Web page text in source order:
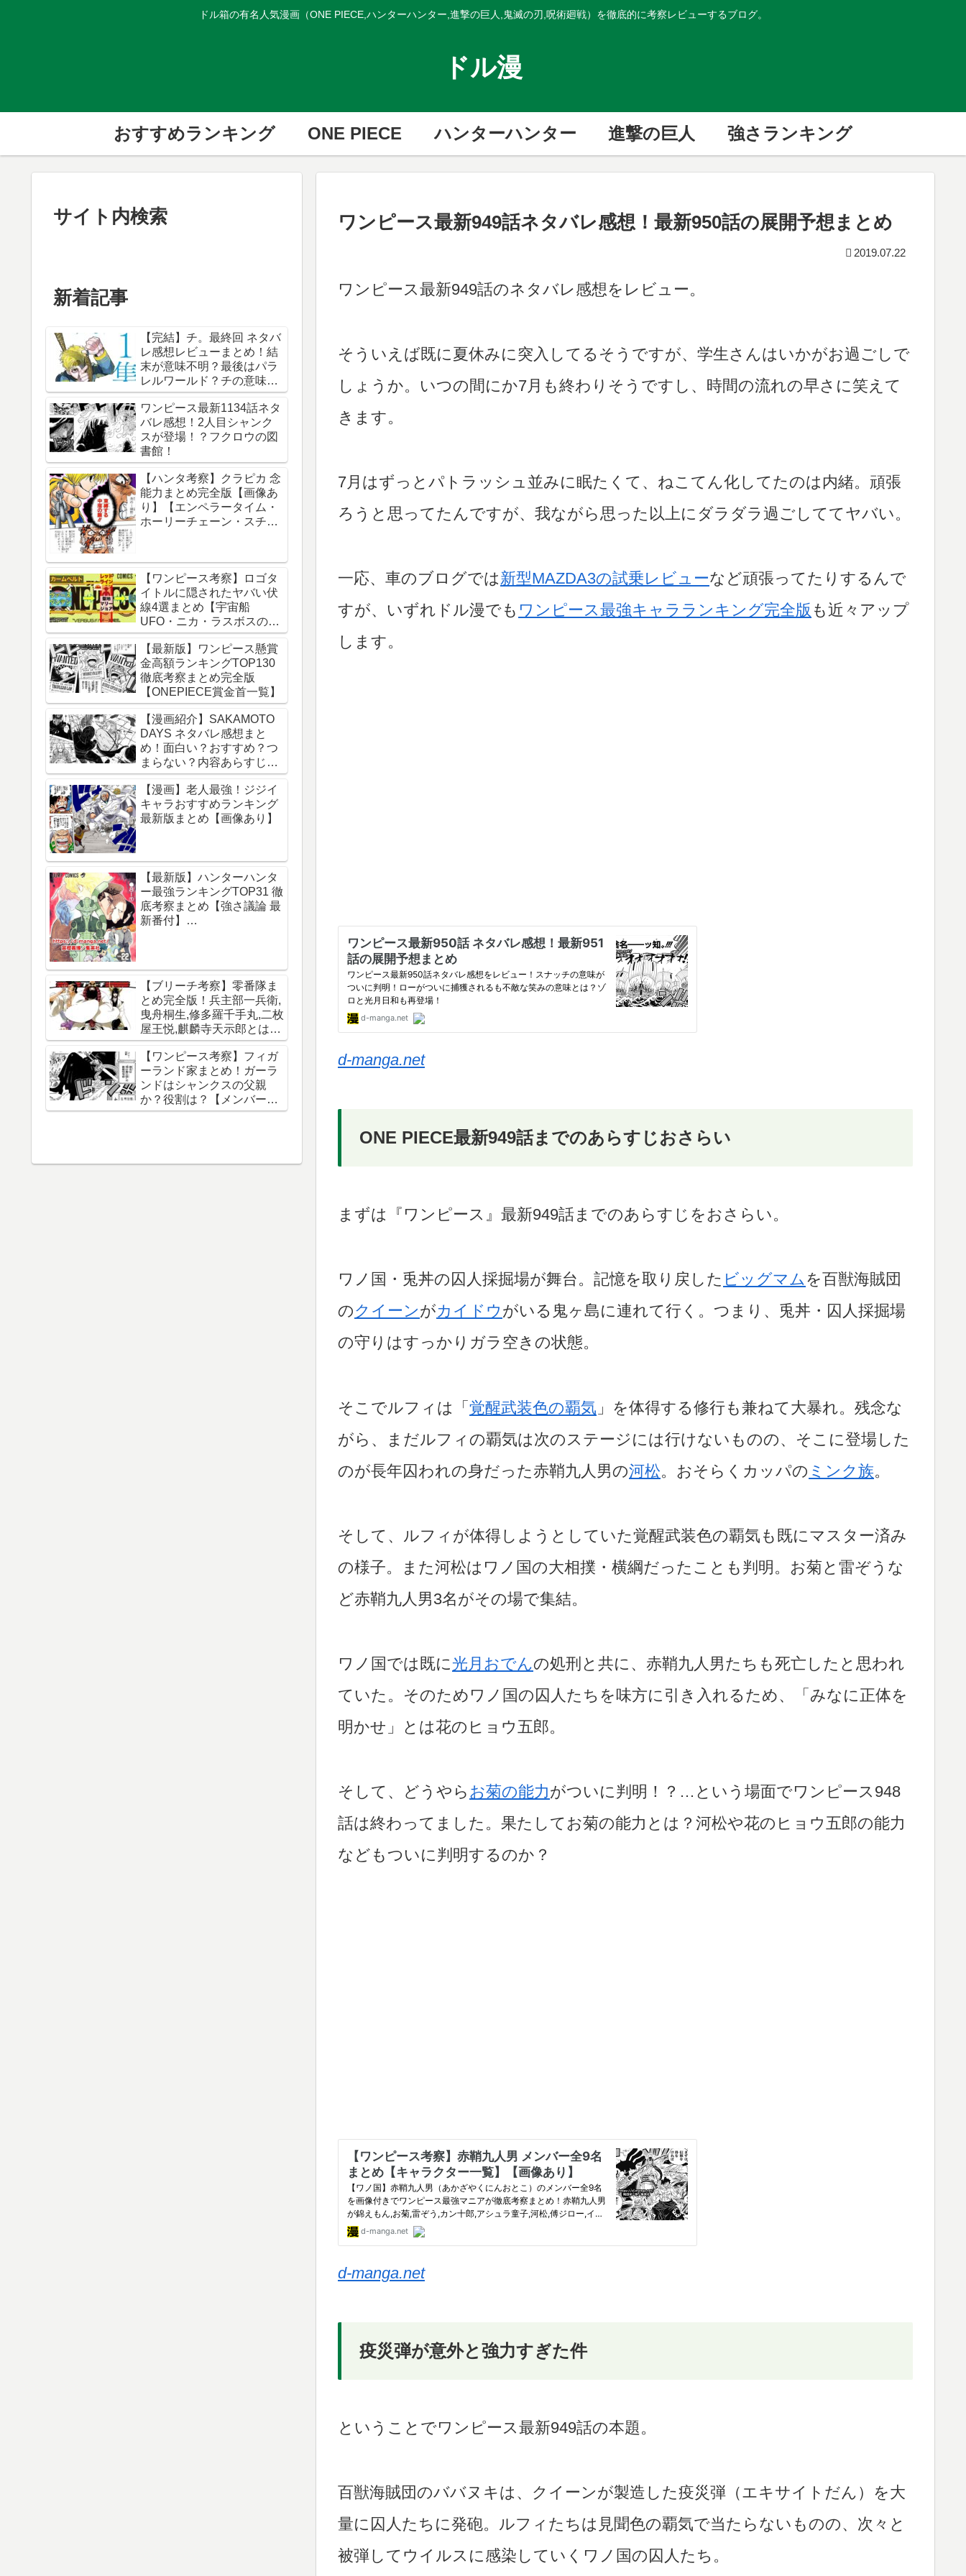
ドル箱の有名人気漫画（ONE PIECE,ハンターハンター,進撃の巨人,鬼滅の刃,呪術廻戦）を徹底的に考察レビューするブログ。
ドル漫
おすすめランキング ONE PIECE ハンターハンター 進撃の巨人 強さランキング
ワンピース最新949話ネタバレ感想！最新950話の展開予想まとめ
2019.07.22
ワンピース最新949話のネタバレ感想をレビュー。
そういえば既に夏休みに突入してるそうですが、学生さんはいかがお過ごしで
しょうか。いつの間にか7月も終わりそうですし、時間の流れの早さに笑えて
きます。
7月はずっとパトラッシュ並みに眠たくて、ねこてん化してたのは内緒。頑張
ろうと思ってたんですが、我ながら思った以上にダラダラ過ごしててヤバい。
一応、車のブログでは新型MAZDA3の試乗レビューなど頑張ってたりするんで
すが、いずれドル漫でも ワンピース最強キャラランキング完全版 も近々アップ
します。
d-manga.net
ONE PIECE最新949話までのあらすじおさらい
まずは『ワンピース』最新949話までのあらすじをおさらい。
ワノ国・兎丼の囚人採掘場が舞台。記憶を取り戻した ビッグマムを百獣海賊団
のクイーンがカイドウ がいる鬼ヶ島に連れて行く。つまり、兎丼・囚人採掘場
の守りはすっかりガラ空きの状態。
そこでルフィは「 覚醒武装色の覇気 」を体得する修行も兼ねて大暴れ。残念な
がら、まだルフィの覇気は次のステージには行けないものの、そこに登場した
のが長年囚われの身だった赤鞘九人男の河松。おそらくカッパの ミンク族。
そして、ルフィが体得しようとしていた覚醒武装色の覇気も既にマスター済み
の様子。また河松はワノ国の大相撲・横綱だったことも判明。お菊と雷ぞうな
ど赤鞘九人男3名がその場で集結。
ワノ国では既に光月おでんの処刑と共に、赤鞘九人男たちも死亡したと思われ
ていた。そのためワノ国の囚人たちを味方に引き入れるため、「みなに正体を
明かせ」とは花のヒョウ五郎。
そして、どうやら お菊の能力がついに判明！？…という場面でワンピース948
話は終わってました。果たしてお菊の能力とは？河松や花のヒョウ五郎の能力
などもついに判明するのか？
d-manga.net
疫災弾が意外と強力すぎた件
ということでワンピース最新949話の本題。
百獣海賊団のババヌキは、クイーンが製造した疫災弾（エキサイトだん）を大
量に囚人たちに発砲。ルフィたちは見聞色の覇気で当たらないものの、次々と
被弾してウイルスに感染していくワノ国の囚人たち。
サイト内検索
新着記事
【完結】チ。最終回 ネタバ
レ感想レビューまとめ！結
末が意味不明？最後はパラ
レルワールド？チの意味
は？内容あらすじは？アル
ベルト・ブルゼフスキと
は？【総合評価評判】【地
球の運動について】
ワンピース最新1134話ネタ
バレ感想！2人目シャンク
スが登場！？フクロウの図
書館！
【ハンタ考察】クラピカ 念
能力まとめ完全版【画像あ
り】【エンペラータイム・
ホーリーチェーン・スチー
ン】
【ワンピース考察】ロゴタ
イトルに隠されたヤバい伏
線4選まとめ【宇宙船
UFO・ニカ・ラスボスのイ
ム様・グランドライン】
【最新版】ワンピース懸賞
金高額ランキングTOP130
徹底考察まとめ完全版
【ONEPIECE賞金首一覧】
【漫画紹介】SAKAMOTO
DAYS ネタバレ感想まと
め！面白い？おすすめ？つ
まらない？内容あらすじレ
ビュー【サカモトデイズ】
【漫画】老人最強！ジジイ
キャラおすすめランキング
最新版まとめ【画像あり】
【最新版】ハンターハンタ
ー最強ランキングTOP31 徹
底考察まとめ【強さ議論 最
新番付】
【ブリーチ考察】零番隊ま
とめ完全版！兵主部一兵衛,
曳舟桐生,修多羅千手丸,二枚
屋王悦,麒麟寺天示郎とは？
王鍵とは？異名は？声優CV
は？必殺技は？【霊王宮】
【泉湯鬼・穀王・刀神・大
織守・まなこ和尚】
【ワンピース考察】フィガ
ーランド家まとめ！ガーラ
ンドはシャンクスの父親
か？役割は？【メンバー一
覧】